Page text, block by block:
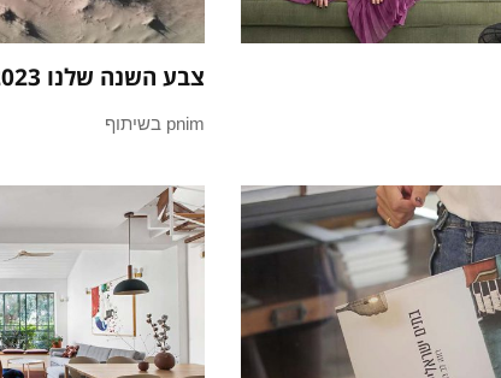
צבע השנה שלנו 2023
pnim בשיתוף